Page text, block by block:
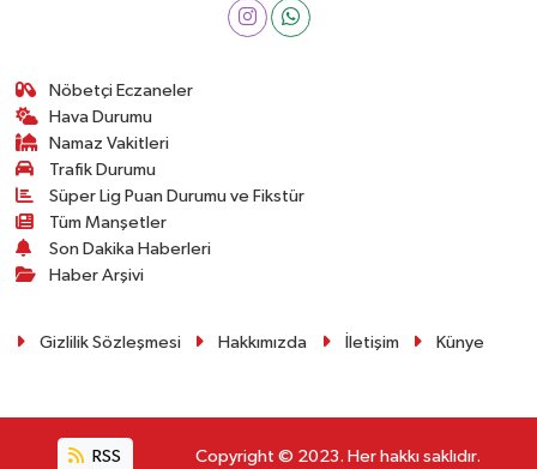
Nöbetçi Eczaneler
Hava Durumu
Namaz Vakitleri
Trafik Durumu
Süper Lig Puan Durumu ve Fikstür
Tüm Manşetler
Son Dakika Haberleri
Haber Arşivi
Gizlilik Sözleşmesi Hakkımızda İletişim Künye
RSS Copyright © 2023. Her hakkı saklıdır.